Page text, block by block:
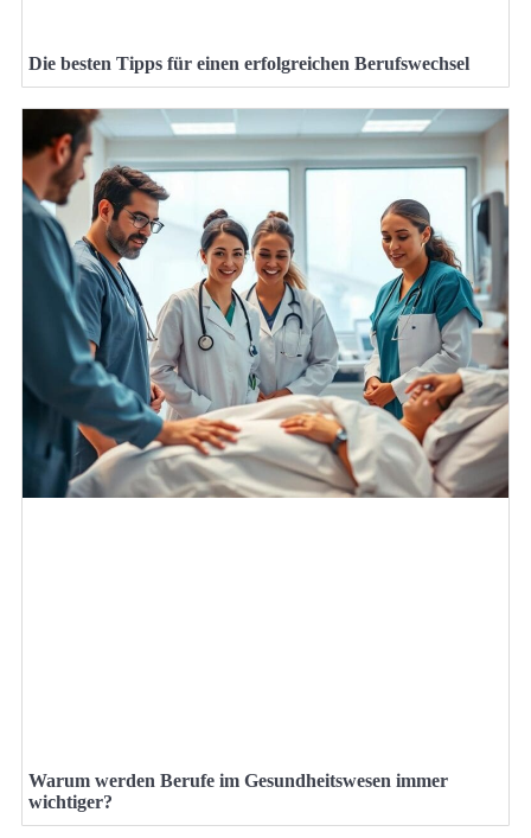
Die besten Tipps für einen erfolgreichen Berufswechsel
Warum werden Berufe im Gesundheitswesen immer
wichtiger?